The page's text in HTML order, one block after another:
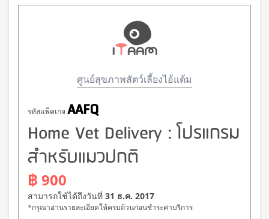
ศูนย์สุขภาพสัตว์เลี้ยงไอ้แต้ม
รหัสแพ็คเกจ AAFQ
Home Vet Delivery : โปรแกรม
สำหรับแมวปกติ
฿ 900
สามารถใช้ได้ถึงวันที่ 31 ธ.ค. 2017
*กรุณาอ่านรายละเอียดให้ครบถ้วนก่อนชำระค่าบริการ